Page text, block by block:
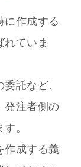
に作成する
ていま
託など、
発注者側の
。
作成する義